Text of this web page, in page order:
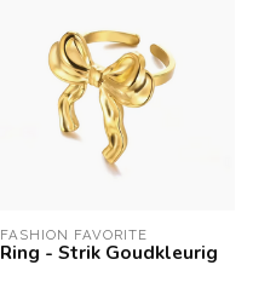
FASHION FAVORITE
Ring - Strik Goudkleurig